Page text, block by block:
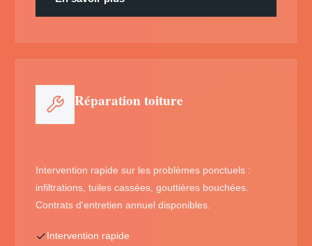
Réparation toiture
Intervention rapide sur les problèmes ponctuels :
infiltrations, tuiles cassées, gouttières bouchées.
Contrats d'entretien annuel disponibles.
Intervention rapide